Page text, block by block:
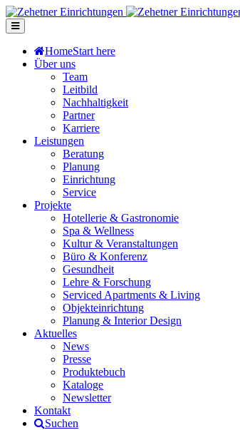
HomeStart here
Über uns
Team
Leitbild
Nachhaltigkeit
Partner
Karriere
Leistungen
Beratung
Planung
Einrichtung
Service
Projekte
Hotellerie & Gastronomie
Spa & Wellness
Kultur & Veranstaltungen
Büro & Konferenz
Gesundheit
Lehre & Forschung
Serviced Apartments & Living
Objekteinrichtung
Planung & Interior Design
Aktuelles
News
Presse
Produktebuch
Kataloge
Newsletter
Kontakt
Suchen